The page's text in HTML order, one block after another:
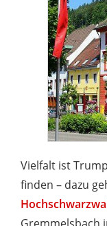
Vielfalt ist
finden – dazu